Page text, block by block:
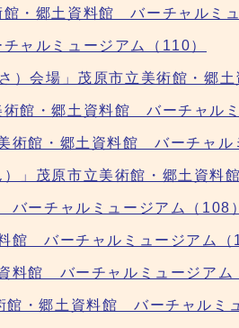
・郷土資料館 バーチャルミ
ャルミュージアム（110）
）会場」茂原市立美術館・郷
館・郷土資料館 バーチャル
術館・郷土資料館 バーチャル
」茂原市立美術館・郷土資
ーチャルミュージアム（108）
館 バーチャルミュージアム（
料館 バーチャルミュージアム
・郷土資料館 バーチャルミ